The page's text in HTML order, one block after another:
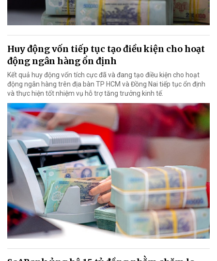
Huy động vốn tiếp tục tạo điều kiện cho hoạt
động ngân hàng ổn định
Kết quả huy động vốn tích cực đã và đang tạo điều kiện cho hoạt
động ngân hàng trên địa bàn TP HCM và Đồng Nai tiếp tục ổn định
và thực hiện tốt nhiệm vụ hỗ trợ tăng trưởng kinh tế.